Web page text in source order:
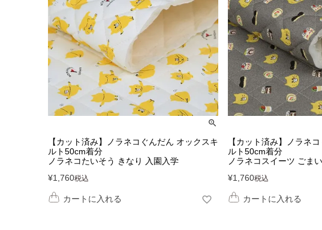
【カット済み】ノラネコぐんだん オックスキ
ルト50cm着分
ノラネコたいそう きなり 入園入学
¥1,760税込
カートに入れる
【カット済み】ノラネ
ルト50cm着分
ノラネコスイーツ ごま
¥1,760税込
カートに入れる